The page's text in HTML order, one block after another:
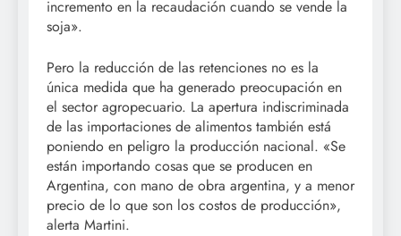
incremento en la recaudación cuando se vende la
soja».
Pero la reducción de las retenciones no es la
única medida que ha generado preocupación en
el sector agropecuario. La apertura indiscriminada
de las importaciones de alimentos también está
poniendo en peligro la producción nacional. «Se
están importando cosas que se producen en
Argentina, con mano de obra argentina, y a menor
precio de lo que son los costos de producción»,
alerta Martini.